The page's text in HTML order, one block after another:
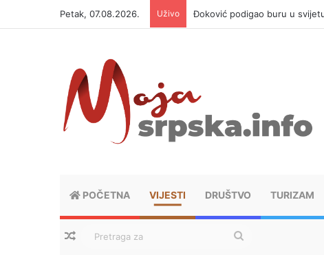
Petak, 07.08.2026. Uživo APIF izgubio spor sa
POČETNA VIJESTI DRUŠTVO TURIZAM
Nasumični tekstovi